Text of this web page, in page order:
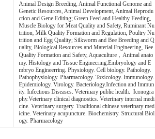
Animal Design Breeding, Animal Functional Genome and
Genetic Resources, Animal Development, Animal Reprodu
ction and Gene Editing; Green Feed and Healthy Feeding,
Muscle Biology for Meat Quality and Safety, Ruminant Nu
trition, Milk Quality Formation and Regulation, Poultry Nu
trition and Egg Quality; Silkworm and Bee Breeding and Q
uality, Biological Resources and Material Engineering, Bee
Quality Formation and Safety, Aquaculture，Animal anato
my. Histology and Tissue Engineering.Embryology and E
mbryo Engineerring. Physiology. Cell biology. Pathology.
Pathophysiology. Pharmacology. Toxicology. Immunology.
Epidemiology. Virology. Bacteriology.Infection and Immun
ity. Infectious Diseases. Veterinary public health. Iconogra
phy.Veterinary clinical diagnostics. Veterinary internal medi
cine. Veterinary surgery. Traditional chinese veterinary med
icine. Veterinary acupuncture. Biochemistry. Structural Biol
ogy. Pharmacology